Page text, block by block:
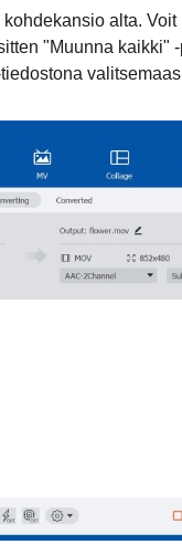
alta.
"Muunna kaikki"